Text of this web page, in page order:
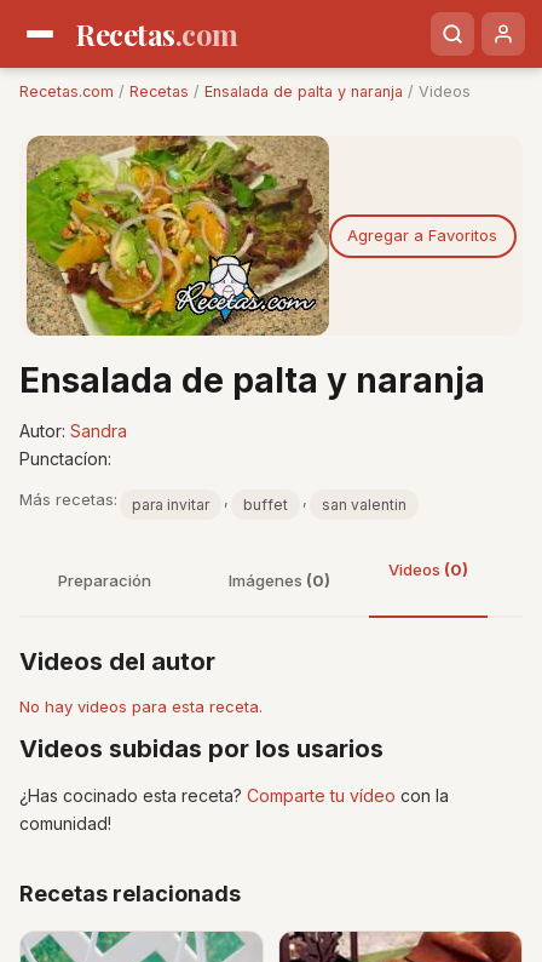
Recetas.com
Recetas.com / Recetas / Ensalada de palta y naranja / Videos
Agregar a Favoritos
Ensalada de palta y naranja
Autor: Sandra
Punctacíon:
Más recetas: para invitar , buffet , san valentin
Preparación Imágenes (0)
Videos (0)
Videos del autor
No hay videos para esta receta.
Videos subidas por los usarios
¿Has cocinado esta receta? Comparte tu vídeo con la
comunidad!
Recetas relacionads